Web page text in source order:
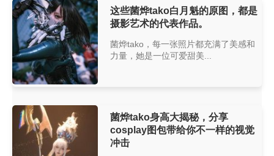
这些菌烨tako白月魁的原图，都是
摄影艺术的代表作品。
菌烨tako，每一张照片都充满了美感和
力量，她是一位可爱甜美...
菌烨tako身高大揭秘，分享
cosplay图包带给你不一样的视觉
冲击